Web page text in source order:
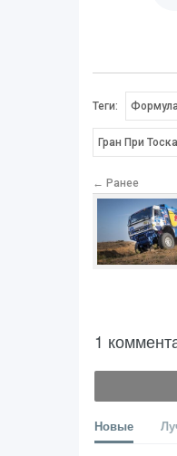
Теги:
Гран При
← Ранее
1
Новые